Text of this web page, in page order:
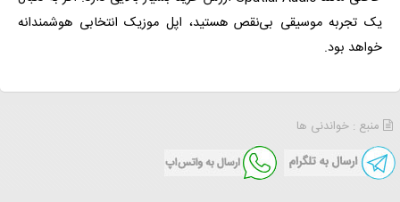
یک تجربه موسیقی بی‌نقص هستید، اپل موزیک انتخابی هوشمندانه
خواهد بود.
منبع : خواندنی ها